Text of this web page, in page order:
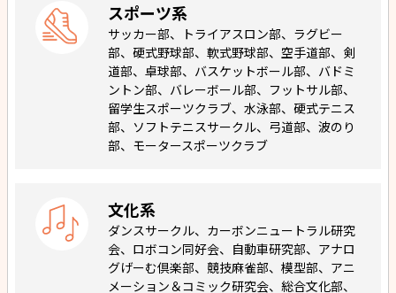
スポーツ系
サッカー部、トライアスロン部、ラグビー
部、硬式野球部、軟式野球部、空手道部、剣
道部、卓球部、バスケットボール部、バドミ
ントン部、バレーボール部、フットサル部、
留学生スポーツクラブ、水泳部、硬式テニス
部、ソフトテニスサークル、弓道部、波のり
部、モータースポーツクラブ
文化系
ダンスサークル、カーボンニュートラル研究
会、ロボコン同好会、自動車研究部、アナロ
グげーむ倶楽部、競技麻雀部、模型部、アニ
メーション＆コミック研究会、総合文化部、